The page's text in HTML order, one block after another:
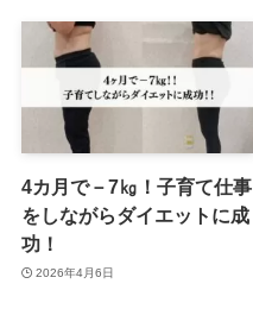
4カ月で－7㎏！子育て仕事
をしながらダイエットに成
功！
2026年4月6日